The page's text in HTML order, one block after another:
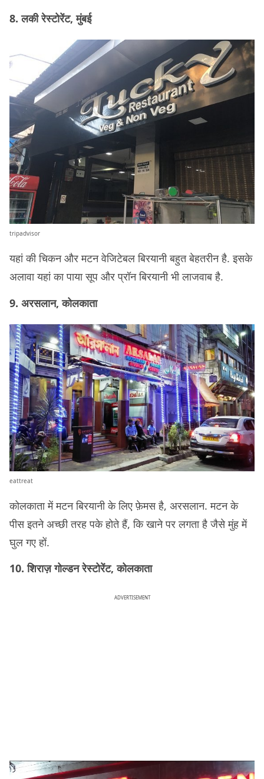
8. लकी रेस्टोरेंट, मुंबई
tripadvisor
यहां की चिकन और मटन वेजिटेबल बिरयानी बहुत बेहतरीन है. इसके
अलावा यहां का पाया सूप और प्रॉन बिरयानी भी लाजवाब है.
9. अरसलान, कोलकाता
eattreat
कोलकाता में मटन बिरयानी के लिए फ़ेमस है, अरसलान. मटन के
पीस इतने अच्छी तरह पके होते हैं, कि खाने पर लगता है जैसे मुंह में
घुल गए हों.
10. शिराज़ गोल्डन रेस्टोरेंट, कोलकाता
ADVERTISEMENT